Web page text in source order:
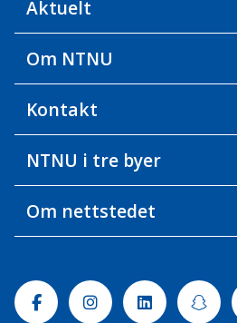
Aktuelt
Om NTNU
Kontakt
NTNU i tre byer
Om nettstedet
FacebookInstagramLinkedin